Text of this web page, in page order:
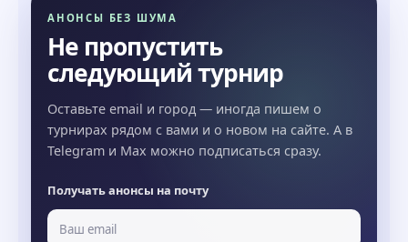
АНОНСЫ БЕЗ ШУМА
Не пропустить
следующий турнир
Оставьте email и город — иногда пишем о
турнирах рядом с вами и о новом на сайте. А в
Telegram и Max можно подписаться сразу.
Получать анонсы на почту